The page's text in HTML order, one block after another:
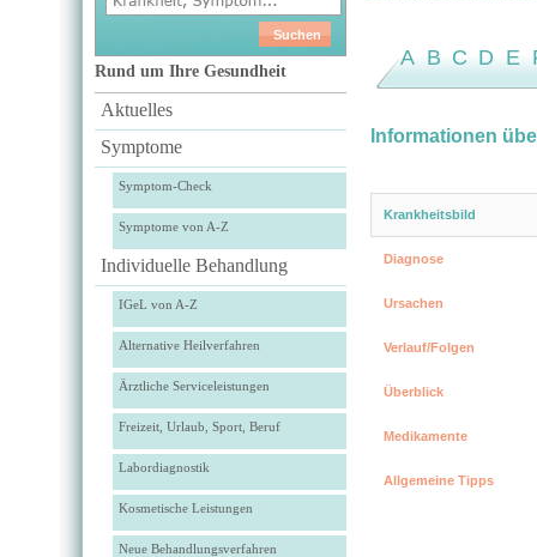
Rund um Ihre Gesundheit
Aktuelles
Symptome
Symptom-Check
Symptome von A-Z
Individuelle Behandlung
IGeL von A-Z
Alternative Heilverfahren
Ärztliche Serviceleistungen
Freizeit, Urlaub, Sport, Beruf
Labordiagnostik
Kosmetische Leistungen
Neue Behandlungsverfahren
A B C D E
Informationen
Krankheitsbild
Diagnose
Ursachen
Verlauf/Folgen
Überblick
Medikamente
Allgemeine Tipps